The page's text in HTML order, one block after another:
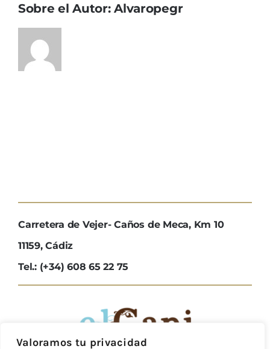
Valoramos tu privacidad
Sobre el Autor:Alvaropegr
Carretera de Vejer- Caños de Meca, Km 10
11159, Cádiz
Tel.: (+34) 608 65 22 75